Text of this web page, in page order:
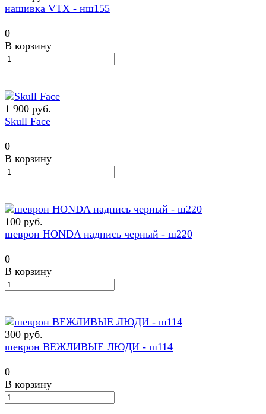
нашивка VTX - нш155
0
В корзину
1 900 руб.
Skull Face
0
В корзину
100 руб.
шеврон HONDA надпись черный - ш220
0
В корзину
300 руб.
шеврон ВЕЖЛИВЫЕ ЛЮДИ - ш114
0
В корзину